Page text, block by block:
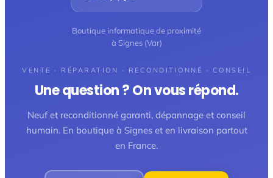
Boutique informatique de proximité
à Signes (Var)
VENTE · RÉPARATION · RECONDITIONNÉ · CONSEIL
Une question ? On vous répond.
Neuf et reconditionné garanti, dépannage et conseil
humain. En boutique à Signes et en livraison partout
en France.